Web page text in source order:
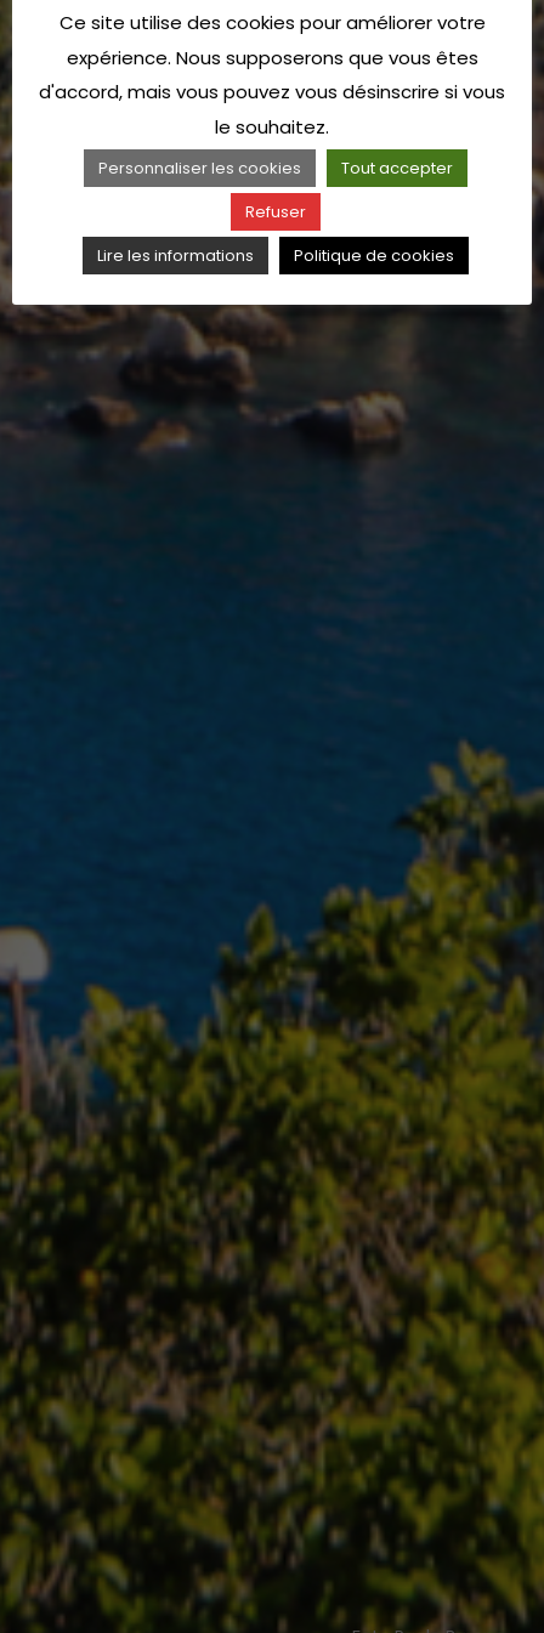
Ce site utilise des cookies pour améliorer votre
expérience. Nous supposerons que vous êtes
d'accord, mais vous pouvez vous désinscrire si vous
le souhaitez.
Personnaliser les cookies
Tout accepter
Refuser
Lire les informations
Politique de cookies